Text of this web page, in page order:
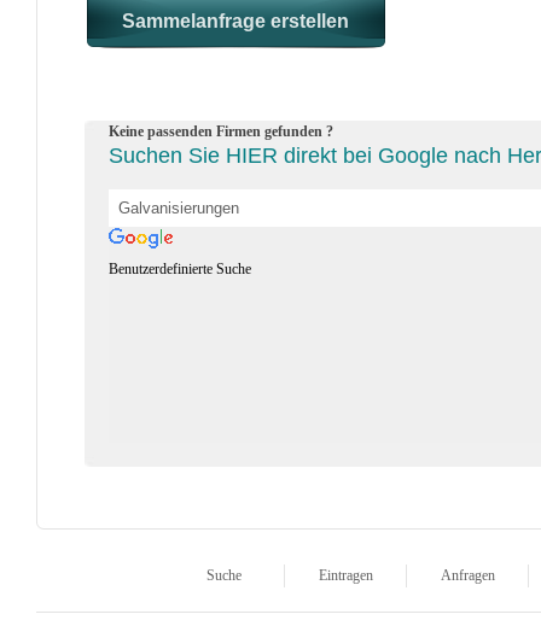
Keine passenden Firmen gefunden ?
Suchen Sie HIER direkt bei Google nach
Benutzerdefinierte Suche
Suche Eintragen Anfragen